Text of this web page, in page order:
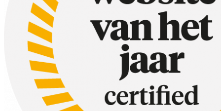
Welke appel je ook kiest, je appeltaart zal sowieso heerlijk ruiken en